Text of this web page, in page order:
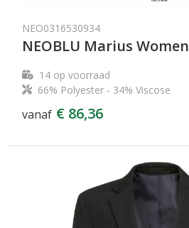
NEO0316530934
NEOBLU Marius Women
14op voorraad
66% Polyester - 34% Viscose
vanaf € 86,36